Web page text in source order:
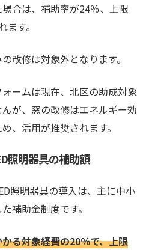
合は、補助率が24％、上限
す。
改修は対象外となります。
ームは現在、北区の助成対象
が、窓の改修はエネルギー効
、活用が推奨されます。
照明器具の補助額
照明器具の導入は、主に中小
補助金制度です。
る対象経費の20％で、上限